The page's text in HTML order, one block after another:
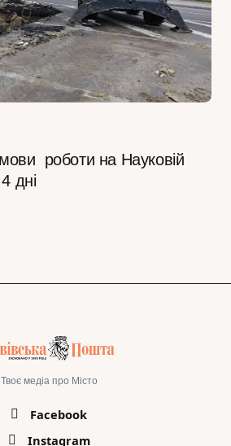
роботи на Науковій
дні
Твоє медіа про Місто
Facebook
Instagram